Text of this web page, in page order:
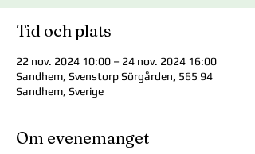
Tid och plats
22 nov. 2024 10:00 – 24 nov. 2024 16:00
Sandhem, Svenstorp Sörgården, 565 94
Sandhem, Sverige
Om evenemanget